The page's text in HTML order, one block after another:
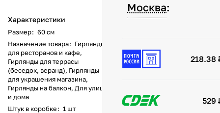
Характеристики
Размер: 60 см
Назначение товара: Гирлянды
для ресторанов и кафе,
Гирлянды для террасы
(беседок, веранд), Гирлянды
для украшения магазина,
Гирлянды на балкон, Для улицы
и дома
Штук в коробке: 1 шт
Москва:
218.38
529